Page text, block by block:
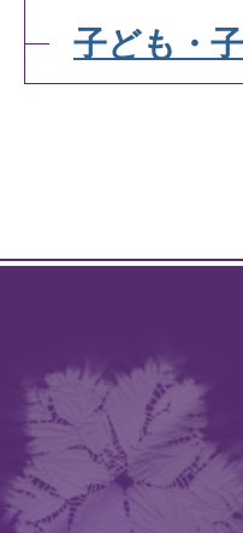
子ども・